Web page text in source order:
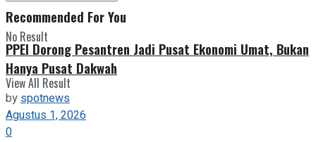
No Result
View All Result
Recommended For You
PPEI Dorong Pesantren Jadi Pusat Ekonomi Umat, Bukan
Hanya Pusat Dakwah
byspotnews
Agustus 1, 2026
0